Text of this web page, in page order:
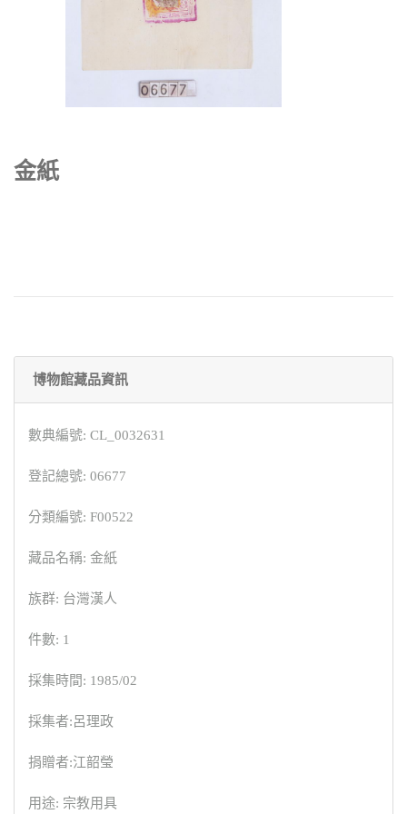
金紙
博物館藏品資訊
數典編號: CL_0032631
登記總號: 06677
分類編號: F00522
藏品名稱: 金紙
族群: 台灣漢人
件數: 1
採集時間: 1985/02
採集者:呂理政
捐贈者:江韶瑩
用途: 宗教用具